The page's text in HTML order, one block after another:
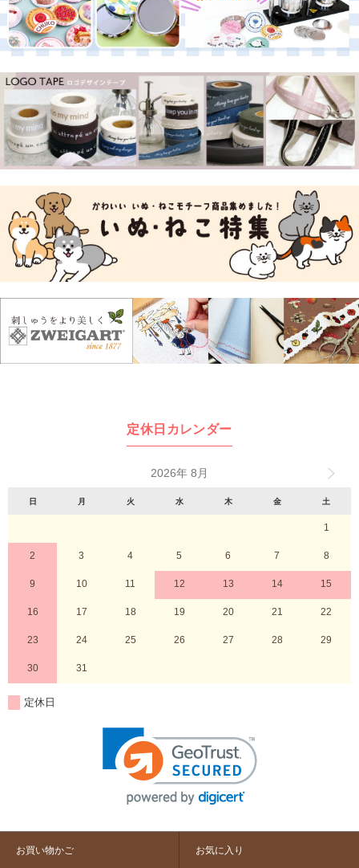
定休日カレンダー
2026年 8月
日 月 火 水 木 金 土
1
2 3 4 5 6 7 8
9 10 11 12 13 14 15
16 17 18 19 20 21 22
23 24 25 26 27 28 29
30 31
定休日
お買い物かご お気に入り